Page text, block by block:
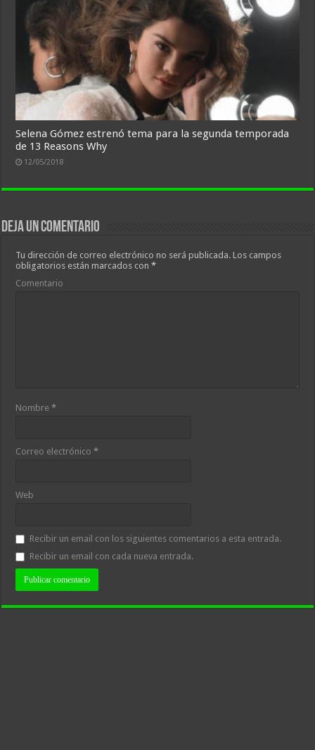
Selena Gómez estrenó tema para la segunda temporada
de 13 Reasons Why
12/05/2018
Deja un comentario
Tu dirección de correo electrónico no será publicada. Los campos
obligatorios están marcados con*
Comentario
Nombre*
Correo electrónico*
Web
Recibir un email con los siguientes comentarios a esta entrada.
Recibir un email con cada nueva entrada.